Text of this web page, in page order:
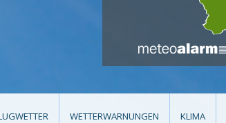
WETTERWARNUNGEN KLIMA